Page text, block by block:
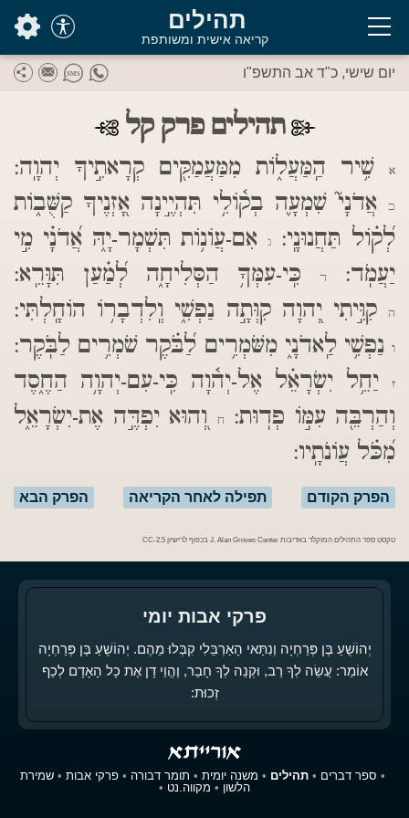
תהילים
קריאה אישית ומשותפת
יום שישי, כ"ד אב התשפ"ו
תהילים פרק קל
א שִׁ֥יר הַֽמַּעֲל֑וֹת מִמַּעֲמַקִּ֖ים קְרָאתִ֣יךָ יְהוָֽה:
ב
אֲדֹנָי֮ שִׁמְעָ֪ה בְק֫וֹלִ֥י תִּהְיֶ֣ינָה אָ֭זְנֶיךָ קַשֻּׁב֑וֹת
לְ֝ק֗וֹל תַּחֲנוּנָֽי:
גאִם-עֲוֹנ֥וֹת תִּשְׁמָר-יָ֑הּ אֲ֝דֹנָ֗י מִ֣י
יַעֲמֹֽד:
ד כִּֽי-עִמְּךָ֥ הַסְּלִיחָ֑ה לְ֝מַ֗עַן תִּוָּרֵֽא:
ה קִוִּ֣יתִי יְ֭הוָה קִוְּתָ֣ה נַפְשִׁ֑י וְֽלִדְבָר֥וֹ הוֹחָֽלְתִּי:
ו נַפְשִׁ֥י לַֽאדֹנָ֑י מִשֹּׁמְרִ֥ים לַ֝בֹּ֗קֶר שֹׁמְרִ֥ים לַבֹּֽקֶר:
ז
יַחֵ֥ל יִשְׂרָאֵ֗ל אֶל-יְה֫וָה כִּֽי-עִם-יְהוָ֥ה הַחֶ֑סֶד
וְהַרְבֵּ֖ה עִמּ֣וֹ פְדֽוּת:ח
וְ֭הוּא יִפְדֶּ֣ה אֶת-יִשְׂרָאֵ֑ל
מִ֝כֹּ֗ל עֲוֹנֹתָֽיו:
הפרק הקודם הפרק הבא תפילה לאחר הקריאה
טקסט ספר התהילים המוקלד באדיבות J. Alan Groves Center בכפוף לרישיון CC-2.5
פרקי אבות יומי
יְהוֹשֻׁעַ בֶּן פְּרַחְיָה וְנִתַּאי הָאַרְבֵּלִי קִבְּלוּ מֵהֶם. יְהוֹשֻׁעַ בֶּן פְּרַחְיָה
אוֹמֵר: עֲשֵׂה לְךָ רַב, וּקְנֵה לְךָ חָבֵר, וֶהֱוֵי דָן אֶת כָל הָאָדָם לְכַף
זְכוּת:
• ספר דברים • תהילים • משנה יומית • תומר דבורה • פרקי אבות • שמירת
הלשון • מקווה.נט •